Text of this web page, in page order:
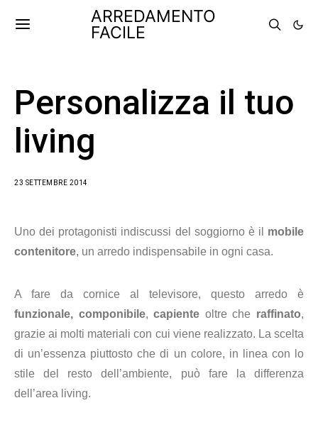
ARREDAMENTO
FACILE
Personalizza il tuo
living
23 SETTEMBRE 2014
Uno dei protagonisti indiscussi del soggiorno è il mobile
contenitore, un arredo indispensabile in ogni casa.
A fare da cornice al televisore, questo arredo è
funzionale, componibile, capiente oltre che raffinato,
grazie ai molti materiali con cui viene realizzato. La scelta
di un’essenza piuttosto che di un colore, in linea con lo
stile del resto dell’ambiente, può fare la differenza
dell’area living.